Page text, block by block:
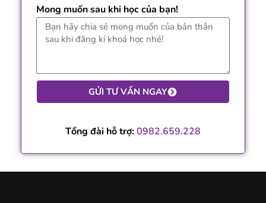
Mong muốn sau khi học của bạn!
GỬI TƯ VẤN NGAY
Tổng đài hỗ trợ:0982.659.228